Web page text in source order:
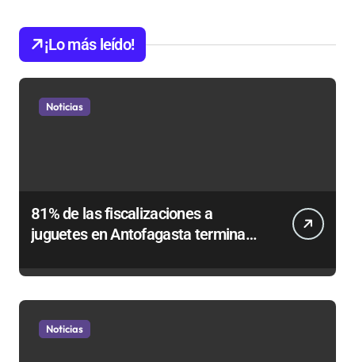
¡Lo más leído!
Noticias
81% de las fiscalizaciones a
juguetes en Antofagasta termina
Noticias